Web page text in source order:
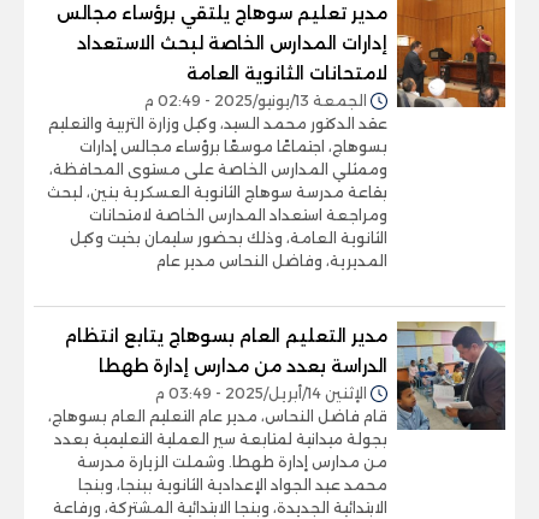
مدير تعليم سوهاج يلتقي برؤساء مجالس
إدارات المدارس الخاصة لبحث الاستعداد
لامتحانات الثانوية العامة
الجمعة 13/يونيو/2025 - 02:49 م
عقد الدكتور محمد السيد، وكيل وزارة التربية والتعليم
بسوهاج، اجتماعًا موسعًا برؤساء مجالس إدارات
وممثلي المدارس الخاصة على مستوى المحافظة،
بقاعة مدرسة سوهاج الثانوية العسكرية بنين، لبحث
ومراجعة استعداد المدارس الخاصة لامتحانات
الثانوية العامة، وذلك بحضور سليمان بخيت وكيل
المديرية، وفاضل النحاس مدير عام
مدير التعليم العام بسوهاج يتابع انتظام
الدراسة بعدد من مدارس إدارة طهطا
الإثنين 14/أبريل/2025 - 03:49 م
قام فاضل النحاس، مدير عام التعليم العام بسوهاج،
بجولة ميدانية لمتابعة سير العملية التعليمية بعدد
من مدارس إدارة طهطا. وشملت الزيارة مدرسة
محمد عبد الجواد الإعدادية الثانوية ببنجا، وبنجا
الابتدائية الجديدة، وبنجا الابتدائية المشتركة، ورفاعة